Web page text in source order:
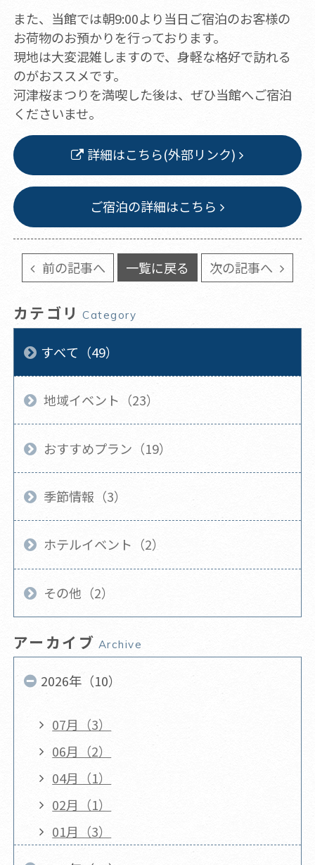
また、当館では朝9:00より当日ご宿泊のお客様の
お荷物のお預かりを行っております。
現地は大変混雑しますので、身軽な格好で訪れる
のがおススメです。
河津桜まつりを満喫した後は、ぜひ当館へご宿泊
くださいませ。
詳細はこちら(外部リンク)
ご宿泊の詳細はこちら
前の記事へ 一覧に戻る 次の記事へ
カテゴリ Category
すべて（49）
地域イベント（23）
おすすめプラン（19）
季節情報（3）
ホテルイベント（2）
その他（2）
アーカイブ Archive
2026年（10）
07月（3）
06月（2）
04月（1）
02月（1）
01月（3）